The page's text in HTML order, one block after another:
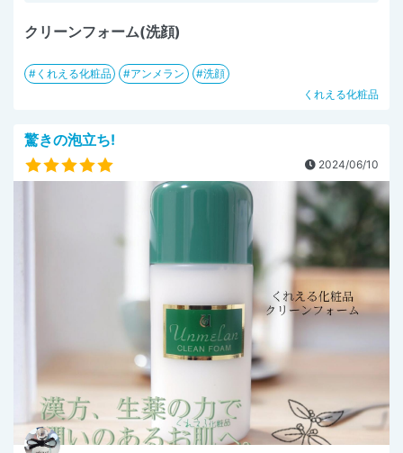
クリーンフォーム(洗顔)
くれえる化粧品 アンメラン
洗顔
くれえる化粧品
驚きの泡立ち!
2024/06/10